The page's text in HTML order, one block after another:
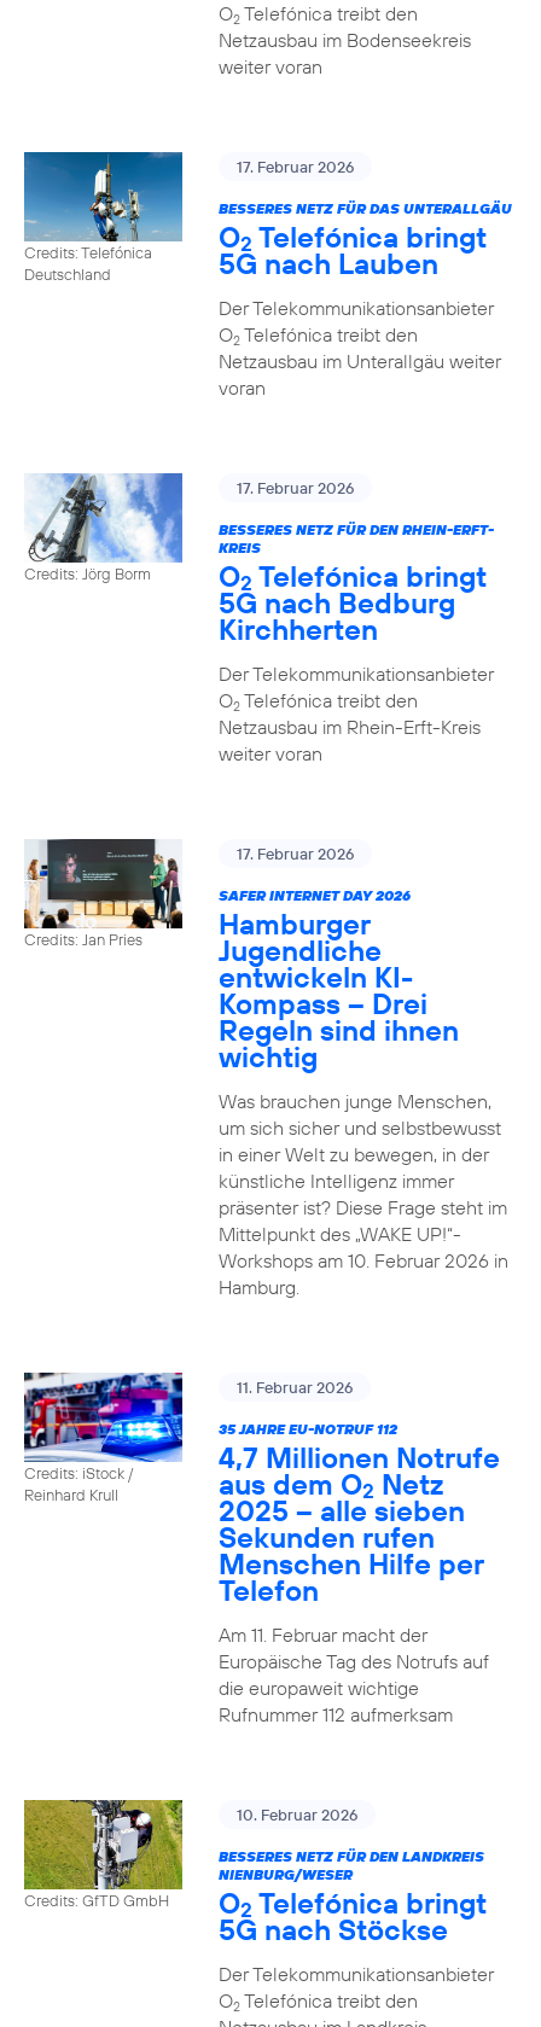
O2Telefónica treibt den
Netzausbau im Bodenseekreis
weiter voran
Credits: Telefónica
Deutschland
17. Februar 2026
BESSERES NETZ FÜR DAS UNTERALLGÄU
O2 Telefónica bringt
5G nach Lauben
Der Telekommunikationsanbieter
O2Telefónica treibt den
Netzausbau im Unterallgäu weiter
voran
Credits: Jörg Borm
17. Februar 2026
BESSERES NETZ FÜR DEN RHEIN-ERFT-
KREIS
O2 Telefónica bringt
5G nach Bedburg
Kirchherten
Der Telekommunikationsanbieter
O2Telefónica treibt den
Netzausbau im Rhein-Erft-Kreis
weiter voran
Credits: Jan Pries
17. Februar 2026
SAFER INTERNET DAY 2026
Hamburger
Jugendliche
entwickeln KI-
Kompass – Drei
Regeln sind ihnen
wichtig
Was brauchen junge Menschen,
um sich sicher und selbstbewusst
in einer Welt zu bewegen, in der
künstliche Intelligenz immer
präsenter ist? Diese Frage steht im
Mittelpunkt des „WAKE UP!“-
Workshops am 10. Februar 2026 in
Hamburg.
Credits: iStock /
Reinhard Krull
11. Februar 2026
35 JAHRE EU-NOTRUF 112
4,7 Millionen Notrufe
aus dem O2 Netz
2025 – alle sieben
Sekunden rufen
Menschen Hilfe per
Telefon
Am 11. Februar macht der
Europäische Tag des Notrufs auf
die europaweit wichtige
Rufnummer 112 aufmerksam
Credits: GfTD GmbH
10. Februar 2026
BESSERES NETZ FÜR DEN LANDKREIS
NIENBURG/WESER
O2 Telefónica bringt
5G nach Stöckse
Der Telekommunikationsanbieter
O2Telefónica treibt den